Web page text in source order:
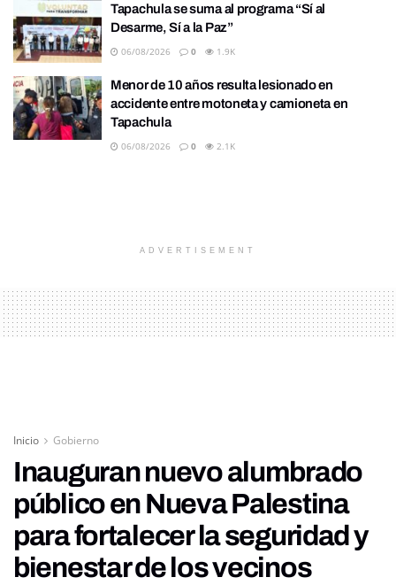
Tapachula se suma al programa “Sí al
Desarme, Sí a la Paz”
06/08/2026 0 1.9K
Menor de 10 años resulta lesionado en
accidente entre motoneta y camioneta en
Tapachula
06/08/2026 0 2.1K
ADVERTISEMENT
Inicio Gobierno
Inauguran nuevo alumbrado
público en Nueva Palestina
para fortalecer la seguridad y
bienestar de los vecinos